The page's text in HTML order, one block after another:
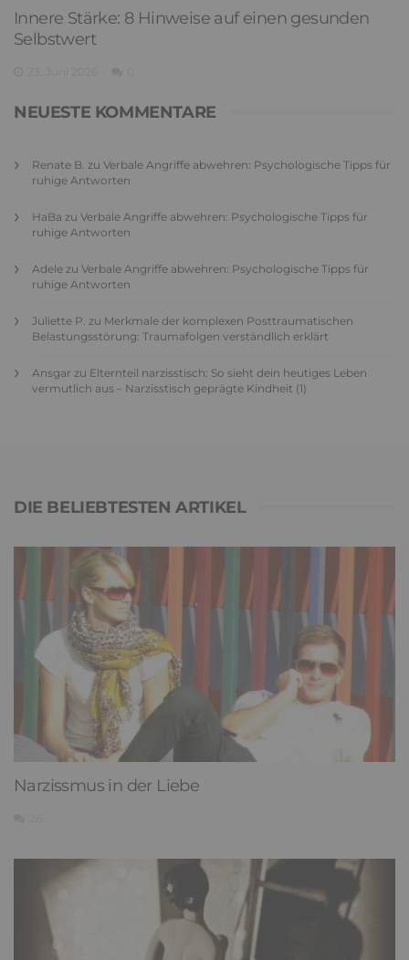
Innere Stärke: 8 Hinweise auf einen gesunden
Selbstwert
NEUESTE KOMMENTARE
Renate B. zu Verbale Angriffe abwehren: Psychologische Tipps für
ruhige Antworten
HaBa zu Verbale Angriffe abwehren: Psychologische Tipps für
ruhige Antworten
Adele zu Verbale Angriffe abwehren: Psychologische Tipps für
ruhige Antworten
Juliette P. zu Merkmale der komplexen Posttraumatischen
Belastungsstörung: Traumafolgen verständlich erklärt
Ansgar zu Elternteil narzisstisch: So sieht dein heutiges Leben
vermutlich aus – Narzisstisch geprägte Kindheit (1)
DIE BELIEBTESTEN ARTIKEL
Narzissmus in der Liebe